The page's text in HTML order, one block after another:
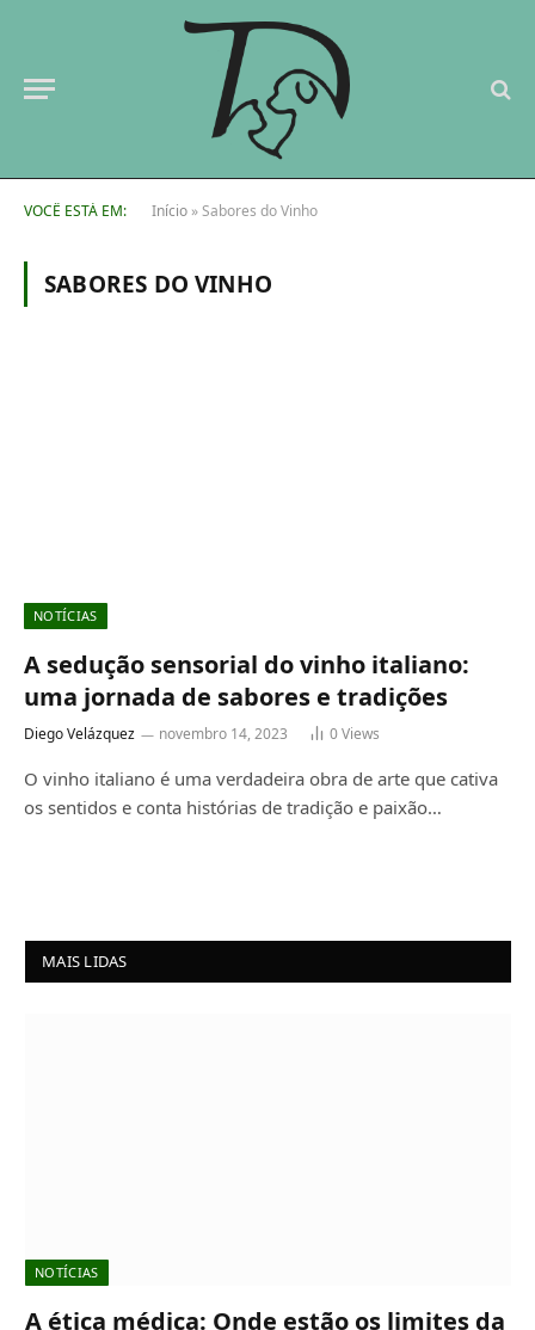
VOCÊ ESTÁ EM: Início »Sabores do Vinho
SABORES DO VINHO
NOTÍCIAS
A sedução sensorial do vinho italiano:
uma jornada de sabores e tradições
Diego Velázquez novembro 14, 2023 0Views
O vinho italiano é uma verdadeira obra de arte que cativa
os sentidos e conta histórias de tradição e paixão…
MAIS LIDAS
NOTÍCIAS
A ética médica: Onde estão os limites da